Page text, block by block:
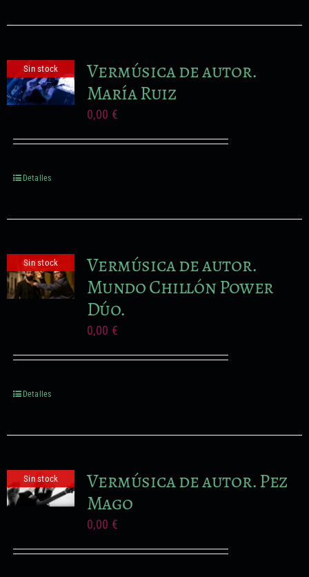
Sin stock
Vermúsica de autor.
María Ruiz
0,00 €
Detalles
Sin stock
Vermúsica de autor.
Mundo Chillón Power
Dúo.
0,00 €
Detalles
Sin stock
Vermúsica de autor. Pez
Mago
0,00 €